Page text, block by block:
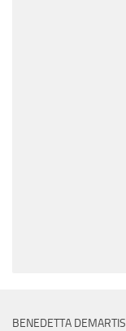
BENEDETTA DEMARTIS